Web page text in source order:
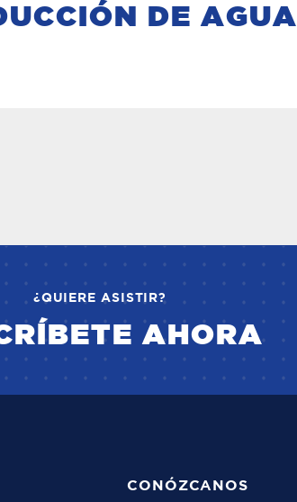
DE AGUA
¿QUIERE ASISTIR?
AHORA
CONÓZCANOS